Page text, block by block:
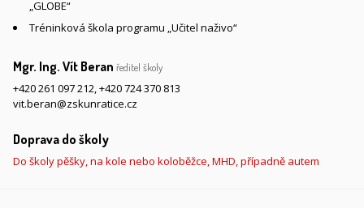
„GLOBE“
Tréninková škola programu „Učitel naživo“
Mgr. Ing. Vít Beran ředitel školy
+420 261 097 212,+420 724 370 813
vit.beran@zskunratice.cz
Doprava do školy
Do školy pěšky, na kole nebo koloběžce, MHD, případně autem